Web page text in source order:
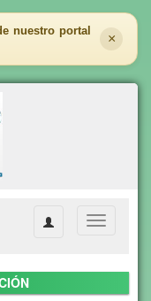
nuestro portal
×
Toggle